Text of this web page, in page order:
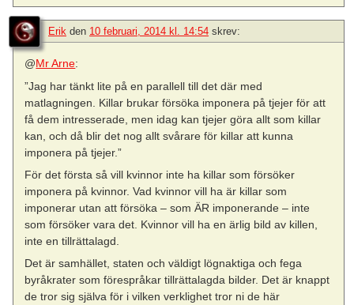
Erik den 10 februari, 2014 kl. 14:54 skrev:
@Mr Arne:
”Jag har tänkt lite på en parallell till det där med
matlagningen. Killar brukar försöka imponera på tjejer för att
få dem intresserade, men idag kan tjejer göra allt som killar
kan, och då blir det nog allt svårare för killar att kunna
imponera på tjejer.”
För det första så vill kvinnor inte ha killar som försöker
imponera på kvinnor. Vad kvinnor vill ha är killar som
imponerar utan att försöka – som ÄR imponerande – inte
som försöker vara det. Kvinnor vill ha en ärlig bild av killen,
inte en tillrättalagd.
Det är samhället, staten och väldigt lögnaktiga och fega
byråkrater som förespråkar tillrättalagda bilder. Det är knappt
de tror sig själva för i vilken verklighet tror ni de här